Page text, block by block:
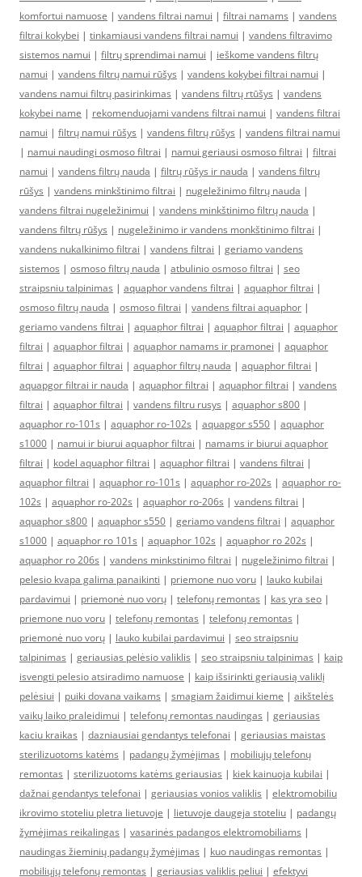
komfortui namuose | vandens filtrai namui | filtrai namams | vandens
filtrai kokybei | tinkamiausi vandens filtrai namui | vandens filtravimo
sistemos namui | filtrų sprendimai namui | ieškome vandens filtrų
namui | vandens filtrų namui rūšys | vandens kokybei filtrai namui |
vandens namui filtrų pasirinkimas | vandens filtrų rtūšys | vandens
kokybei name | rekomenduojami vandens filtrai namui | vandens filtrai
namui | filtrų namui rūšys | vandens filtrų rūšys | vandens filtrai namui
| namui naudingi osmoso filtrai | namui geriausi osmoso filtrai | filtrai
namui | vandens filtrų nauda | filtrų rūšys ir nauda | vandens filtrų
rūšys | vandens minkštinimo filtrai | nugeležinimo filtrų nauda |
vandens filtrai nugeležinimui | vandens minkštinimo filtrų nauda |
vandens filtrų rūšys | nugeležinimo ir vandens monkštinimo filtrai |
vandens nukalkinimo filtrai | vandens filtrai | geriamo vandens
sistemos | osmoso filtrų nauda | atbulinio osmoso filtrai | seo
straipsniu talpinimas | aquaphor vandens filtrai | aquaphor filtrai |
osmoso filtrų nauda | osmoso filtrai | vandens filtrai aquaphor |
geriamo vandens filtrai | aquaphor filtrai | aquaphor filtrai | aquaphor
filtrai | aquaphor filtrai | aquaphor namams ir pramonei | aquaphor
filtrai | aquaphor filtrai | aquaphor filtrų nauda | aquaphor filtrai |
aquapgor filtrai ir nauda | aquaphor filtrai | aquaphor filtrai | vandens
filtrai | aquaphor filtrai | vandens filtru rusys | aquaphor s800 |
aquaphor ro-101s | aquaphor ro-102s | aquapgor s550 | aquaphor
s1000 | namui ir biurui aquaphor filtrai | namams ir biurui aquaphor
filtrai | kodel aquaphor filtrai | aquaphor filtrai | vandens filtrai |
aquaphor filtrai | aquaphor ro-101s | aquaphor ro-202s | aquaphor ro-
102s | aquaphor ro-202s | aquaphor ro-206s | vandens filtrai |
aquaphor s800 | aquaphor s550 | geriamo vandens filtrai | aquaphor
s1000 | aquaphor ro 101s | aquaphor 102s | aquaphor ro 202s |
aquaphor ro 206s | vandens minkstinimo filtrai | nugeležinimo filtrai |
pelesio kvapa galima panaikinti | priemone nuo voru | lauko kubilai
pardavimui | priemonė nuo vorų | telefonų remontas | kas yra seo |
priemone nuo voru | telefonų remontas | telefonų remontas |
priemonė nuo vorų | lauko kubilai pardavimui | seo straipsniu
talpinimas | geriausias pelėsio valiklis | seo straipsniu talpinimas | kaip
isvengti pelesio atsiradimo namuose | kaip išsirinkti geriausią valiklį
pelėsiui | puiki dovana vaikams | smagiam žaidimui kieme | aikštelės
vaikų laiko praleidimui | telefonų remontas naudingas | geriausias
kaciu kraikas | dazniausiai gendantys telefonai | geriausias maistas
sterilizuotoms katėms | padangų žymėjimas | mobiliųjų telefonų
remontas | sterilizuotoms katėms geriausias | kiek kainuoja kubilai |
dažnai gendantys telefonai | geriausias vonios valiklis | elektromobiliu
ikrovimo stoteliu pletra lietuvoje | lietuvoje daugeja stoteliu | padangų
žymėjimas reikalingas | vasarinės padangos elektromobiliams |
naudingas žieminių padangų žymėjimas | kuo naudingas remontas |
mobiliųjų telefonų remontas | geriausias valiklis peliui | efektyvi